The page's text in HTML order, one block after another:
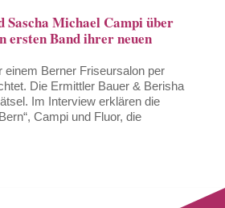
Sascha Michael Campi über
ersten Band ihrer neuen
einem Berner Friseursalon per
Die Ermittler Bauer & Berisha
Im Interview erklären die
Campi und Fluor, die